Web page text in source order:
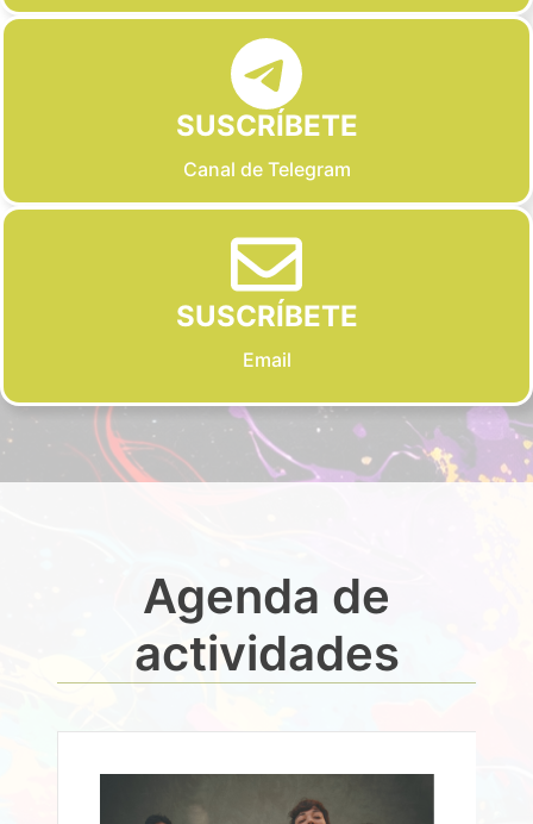
SUSCRÍBETE
Canal de Telegram
SUSCRÍBETE
Email
Agenda de
actividades